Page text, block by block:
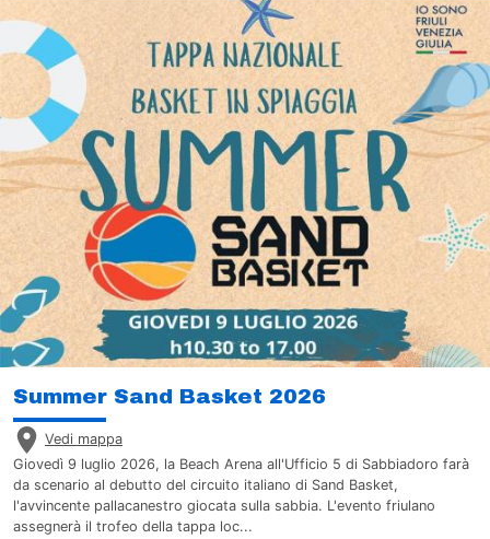
Summer Sand Basket 2026
Vedi mappa
Giovedì 9 luglio 2026, la Beach Arena all'Ufficio 5 di Sabbiadoro farà
da scenario al debutto del circuito italiano di Sand Basket,
l'avvincente pallacanestro giocata sulla sabbia. L'evento friulano
assegnerà il trofeo della tappa loc...